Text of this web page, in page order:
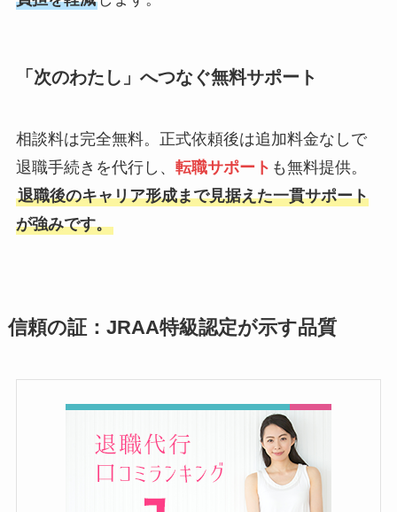
「次のわたし」へつなぐ無料サポート
相談料は完全無料。正式依頼後は追加料金なしで
退職手続きを代行し、 転職サポート も無料提供。
退職後のキャリア形成まで見据えた一貫サポート
が強みです。
信頼の証：JRAA特級認定が示す品質